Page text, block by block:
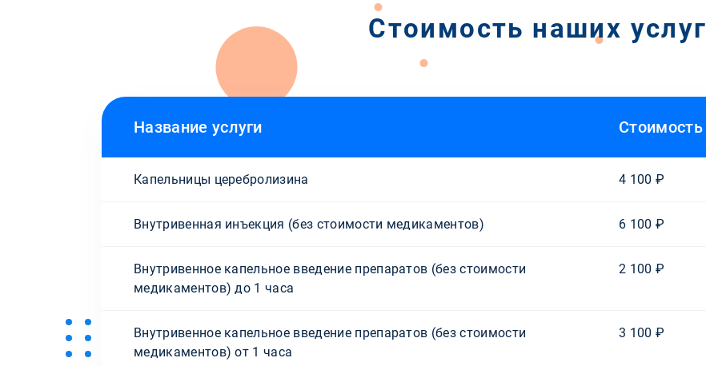
Стоимость наших услуг
Название услуги Стоимость
Капельницы церебролизина 4 100 ₽
Внутривенная инъекция (без стоимости медикаментов) 6 100 ₽
Внутривенное капельное введение препаратов (без стоимости
медикаментов) до 1 часа
2 100 ₽
Внутривенное капельное введение препаратов (без стоимости
медикаментов) от 1 часа
3 100 ₽